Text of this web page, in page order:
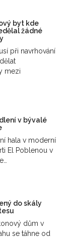
byt kde
žádné
při navrhování
mezi
v bývalé
hala v moderní
El Poblenou v
do skály
dům v
se táhne od